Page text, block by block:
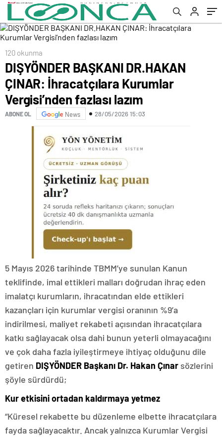
lazım
120 okunma
DIŞYÖNDER BAŞKANI DR.HAKAN
ÇINAR: İhracatçılara Kurumlar
Vergisi’nden fazlası lazım
ABONE OL News 28/05/2026 15:03
5 Mayıs 2026 tarihinde TBMM’ye sunulan Kanun
teklifinde, imal ettikleri malları doğrudan ihraç eden
imalatçı kurumların, ihracatından elde ettikleri
kazançları için kurumlar vergisi oranının %9’a
indirilmesi, maliyet rekabeti açısından ihracatçılara
katkı sağlayacak olsa dahi bunun yeterli olmayacağını
ve çok daha fazla iyileştirmeye ihtiyaç olduğunu dile
getiren DIŞYÖNDER Başkanı Dr. Hakan Çınar sözlerini
şöyle sürdürdü;
Kur etkisini ortadan kaldırmaya yetmez
“Küresel rekabette bu düzenleme elbette ihracatçılara
fayda sağlayacaktır. Ancak yalnızca Kurumlar Vergisi